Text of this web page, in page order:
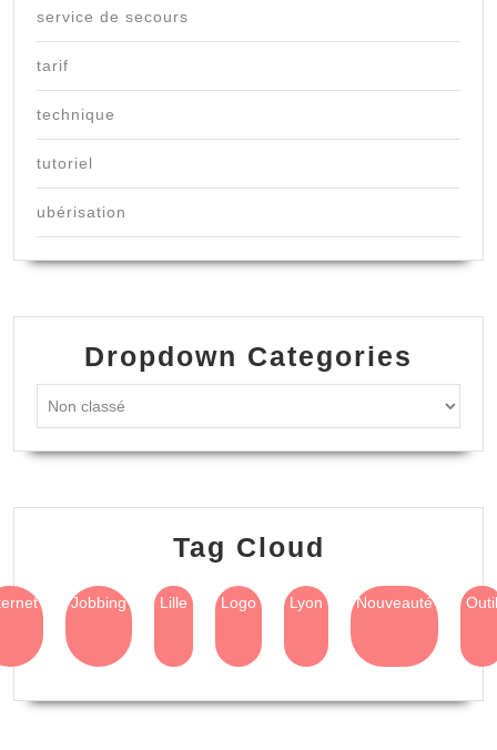
service de secours
tarif
technique
tutoriel
ubérisation
Dropdown Categories
Tag Cloud
Jobbing Lille Logo Lyon Nouveauté Outil